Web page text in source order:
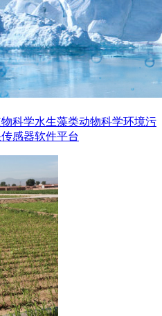
科学水生藻类动物科学环境污
传感器软件平台